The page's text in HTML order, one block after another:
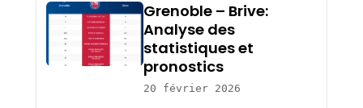
Grenoble – Brive:
Analyse des
statistiques et
pronostics
20 février 2026